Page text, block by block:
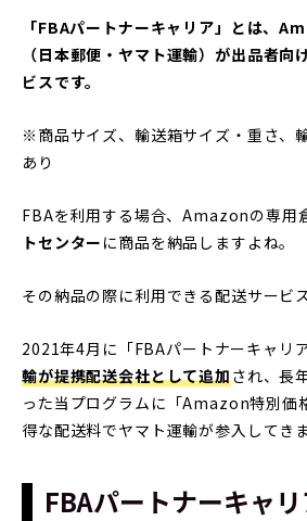
「FBAパートナーキャリア」とは、
（日本郵便・ヤマト運輸）が出品者向
ビスです。
※商品サイズ、輸送箱サイズ・重さ、
あり
FBAを利用する場合、Amazonの専用
トセンター に商品を納品しますよね。
その納品の際に利用できる配送サービ
2021年4月に「FBAパートナーキャリ
輸が提携配送会社として追加され、長
った当プログラムに「Amazon特別価
得な配送料でヤマト運輸が参入してき
FBAパートナーキャ